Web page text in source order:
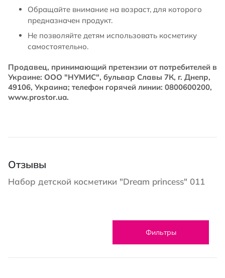
Обращайте внимание на возраст, для которого
предназначен продукт.
Не позволяйте детям использовать косметику
самостоятельно.
Продавец, принимающий претензии от потребителей в
Украине: ООО "НУМИС", бульвар Славы 7К, г. Днепр,
49106, Украина; телефон горячей линии: 0800600200,
www.prostor.ua.
Отзывы
Набор детской косметики "Dream princess" 011
Фильтры